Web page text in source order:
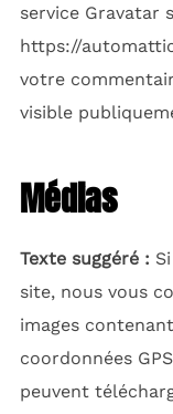
service Gravatar
https://
votre
visible
Médias
Texte suggéré :
site, nous vous
images
coordonnées
peuvent